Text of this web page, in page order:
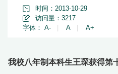
时间：2013-10-29
访问量： 3217
字体： A- A A+
我校八年制本科生王琛获得第